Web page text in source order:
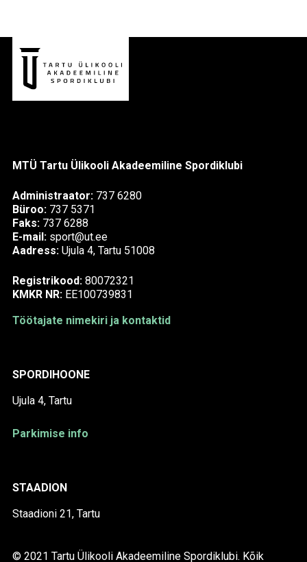
MTÜ Tartu Ülikooli Akadeemiline Spordiklubi
Administraator: 737 6280
Büroo: 737 5371
Faks: 737 6288
E-mail: sport@ut.ee
Aadress: Ujula 4, Tartu 51008
Registrikood: 80072321
KMKR NR: EE100739831
Töötajate nimekiri ja kontaktid
SPORDIHOONE
Ujula 4, Tartu
Parkimise info
STAADION
Staadioni 21, Tartu
© 2021 Tartu Ülikooli Akadeemiline Spordiklubi. Kõik